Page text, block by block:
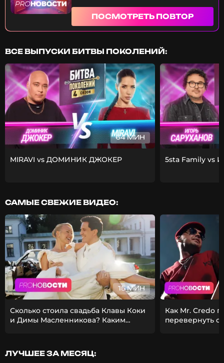
ПОСМОТРЕТЬ ПОВТОР
ВСЕ ВЫПУСКИ БИТВЫ ПОКОЛЕНИЙ:
64 МИН
MIRAVI vs ДОМИНИК ДЖОКЕР 5sta Family vs
САМЫЕ СВЕЖИЕ ВИДЕО:
15 МИН
Сколько стоила свадьба Клавы Коки
и Димы Масленникова? Каким
Как Mr. Credo
перевернуть
ЛУЧШЕЕ ЗА МЕСЯЦ: